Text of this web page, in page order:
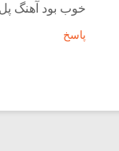
خوب بود آهنگ
پاسخ